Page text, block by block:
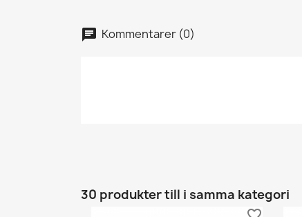
Kommentarer (0)
30 produkter till i samma kategori